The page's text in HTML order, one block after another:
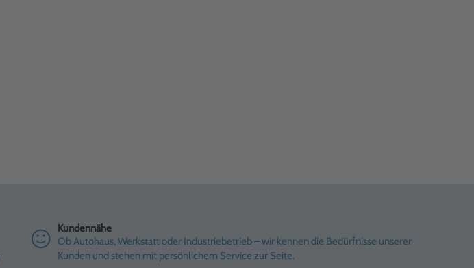
Kundennähe
Ob Autohaus, Werkstatt oder Industriebetrieb – wir kennen die Bedürfnisse unserer
Kunden und stehen mit persönlichem Service zur Seite.